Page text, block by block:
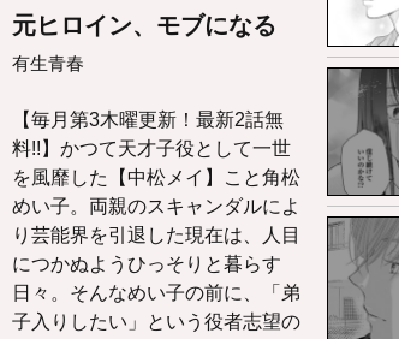
元ヒロイン、モブになる
有生青春
【毎月第3木曜更新！最新2話無
料!!】かつて天才子役として一世
を風靡した【中松メイ】こと角松
めい子。両親のスキャンダルによ
り芸能界を引退した現在は、人目
につかぬようひっそりと暮らす
日々。そんなめい子の前に、「弟
子入りしたい」という役者志望の